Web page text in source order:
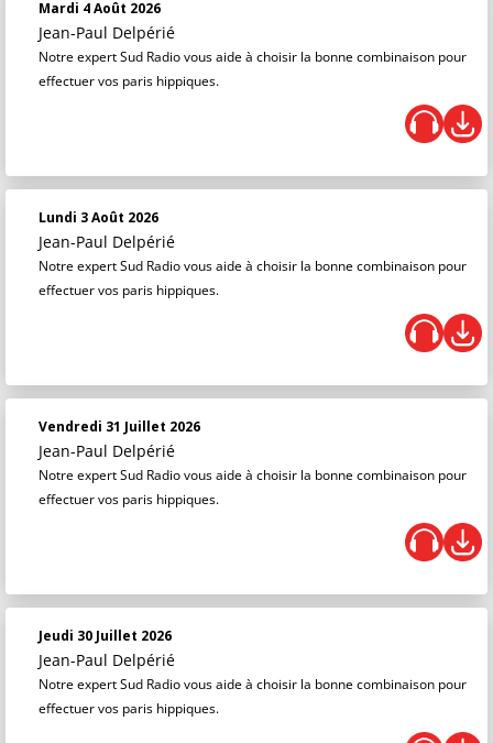
Mardi 4 Août 2026
Jean-Paul Delpérié
Notre expert Sud Radio vous aide à choisir la bonne combinaison pour
effectuer vos paris hippiques.
Lundi 3 Août 2026
Jean-Paul Delpérié
Notre expert Sud Radio vous aide à choisir la bonne combinaison pour
effectuer vos paris hippiques.
Vendredi 31 Juillet 2026
Jean-Paul Delpérié
Notre expert Sud Radio vous aide à choisir la bonne combinaison pour
effectuer vos paris hippiques.
Jeudi 30 Juillet 2026
Jean-Paul Delpérié
Notre expert Sud Radio vous aide à choisir la bonne combinaison pour
effectuer vos paris hippiques.